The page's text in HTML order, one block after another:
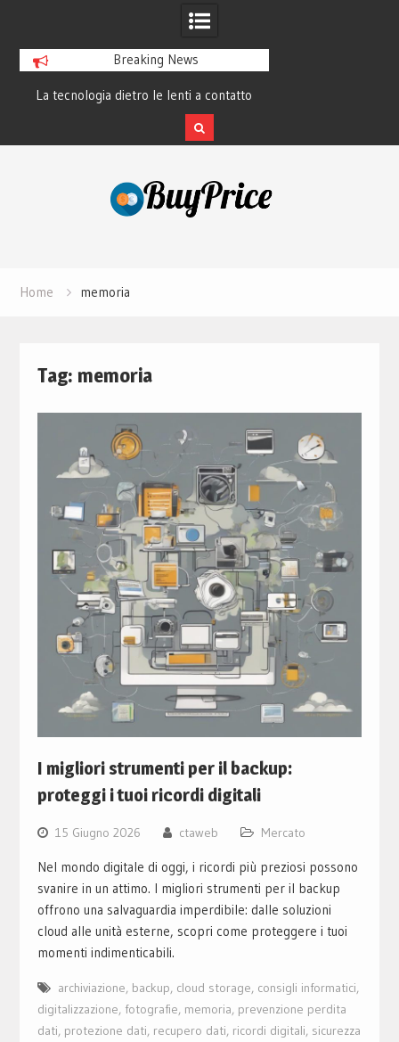
Breaking News
La tecnologia dietro le lenti a contatto
smart e il futuro visivo
Home memoria
Tag: memoria
I migliori strumenti per il backup:
proteggi i tuoi ricordi digitali
15 Giugno 2026 ctaweb Mercato
Nel mondo digitale di oggi, i ricordi più preziosi possono
svanire in un attimo. I migliori strumenti per il backup
offrono una salvaguardia imperdibile: dalle soluzioni
cloud alle unità esterne, scopri come proteggere i tuoi
momenti indimenticabili.
archiviazione, backup, cloud storage, consigli informatici,
digitalizzazione, fotografie, memoria, prevenzione perdita
dati, protezione dati, recupero dati, ricordi digitali, sicurezza